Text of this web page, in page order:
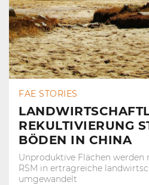
FAE STORIES
REKULTIVIERUNG
BÖDEN IN CHINA
Unproduktive Flächen
RSM in ertragreiche
umgewandelt